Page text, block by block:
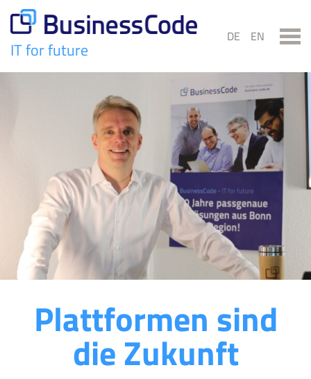
content
IT for future
DE EN
Plattformen sind
die Zukunft